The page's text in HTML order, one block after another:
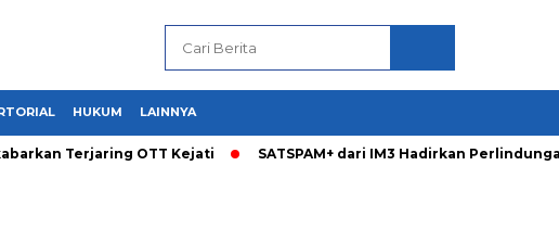
HUKUM LAINNYA
Terjaring OTT Kejati SATSPAM+ dari IM3 Hadirkan